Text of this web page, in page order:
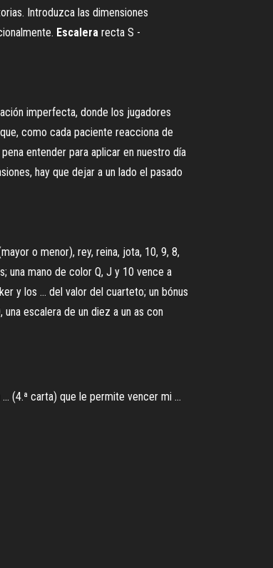
Introduzca las dimensiones
Escalera recta S -
imperfecta, donde los jugadores
como cada paciente reacciona de
entender para aplicar en nuestro día
hay que dejar a un lado el pasado
o menor), rey, reina, jota, 10, 9, 8,
una mano de color Q, J y 10 vence a
y los ... del valor del cuarteto; un bónus
escalera de un diez a un as con
(4.ª carta) que le permite vencer mi ...